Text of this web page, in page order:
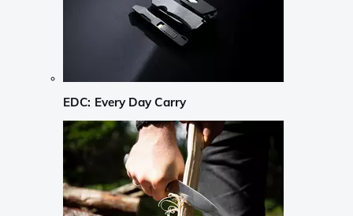
EDC: Every Day Carry